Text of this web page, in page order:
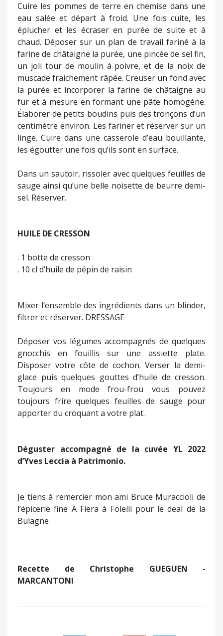
Cuire les pommes de terre en chemise dans une
eau salée et départ à froid. Une fois cuite, les
éplucher et les écraser en purée de suite et à
chaud. Déposer sur un plan de travail fariné à la
farine de châtaigne la purée, une pincée de sel fin,
un joli tour de moulin à poivre, et de la noix de
muscade fraichement râpée. Creuser un fond avec
la purée et incorporer la farine de châtaigne au
fur et à mesure en formant une pâte homogène.
Élaborer de petits boudins puis des tronçons d’un
centimètre environ. Les fariner et réserver sur un
linge. Cuire dans une casserole d’eau bouillante,
les égoutter une fois qu’ils sont en surface.
Dans un sautoir, rissoler avec quelques feuilles de
sauge ainsi qu’une belle noisette de beurre demi-
sel. Réserver.
HUILE DE CRESSON
. 1 botte de cresson
. 10 cl d’huile de pépin de raisin
Mixer l’ensemble des ingrédients dans un blinder,
filtrer et réserver. DRESSAGE
Déposer vos légumes accompagnés de quelques
gnocchis en fouillis sur une assiette plate.
Disposer votre côte de cochon. Verser la demi-
glace puis quelques gouttes d’huile de cresson.
Toujours en mode frou-frou vous pouvez
toujours frire quelques feuilles de sauge pour
apporter du croquant a votre plat.
Déguster accompagné de la cuvée YL 2022
d’Yves Leccia à Patrimonio.
Je tiens à remercier mon ami Bruce Muraccioli de
l’épicerie fine A Fiera à Folelli pour le deal de la
Bulagne
Recette de Christophe GUEGUEN -
MARCANTONI